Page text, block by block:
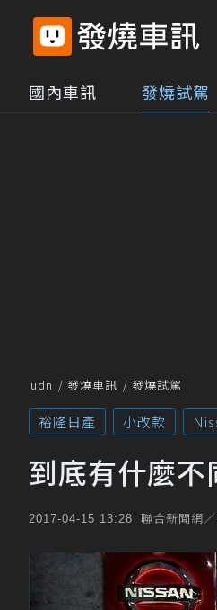
國內車訊 發燒試駕
udn 發燒車訊 發燒試駕
裕隆日產 小改款
到底有什麼
2017-04-15 13:28 聯合新聞網